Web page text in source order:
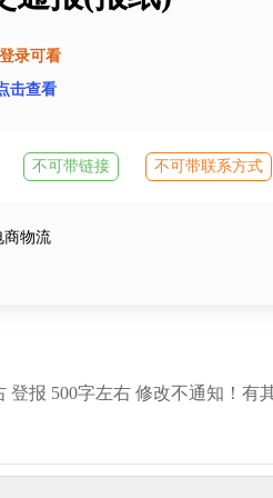
登录可看
击查看
不可带链接 不可带联系方式
商物流
登报 500字左右 修改不通知！有